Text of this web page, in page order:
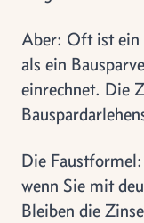
Aber: Oft ist ein
als ein
einrechnet. Die
Die
wenn Sie mit
Bleiben die